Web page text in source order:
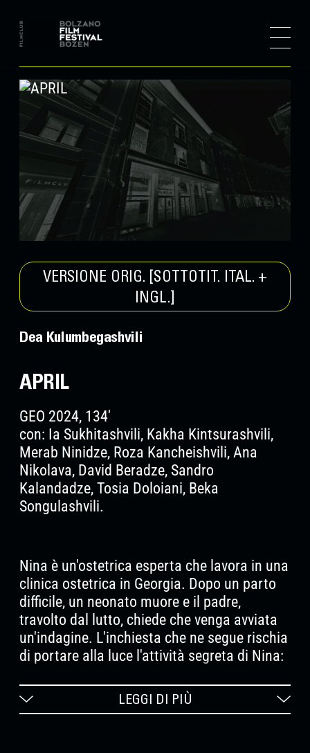
VERSIONE ORIG. [SOTTOTIT. ITAL. +
INGL.]
Dea Kulumbegashvili
APRIL
GEO 2024, 134'
con: Ia Sukhitashvili, Kakha Kintsurashvili,
Merab Ninidze, Roza Kancheishvili, Ana
Nikolava, David Beradze, Sandro
Kalandadze, Tosia Doloiani, Beka
Songulashvili.
Nina è un'ostetrica esperta che lavora in una
clinica ostetrica in Georgia. Dopo un parto
difficile, un neonato muore e il padre,
travolto dal lutto, chiede che venga avviata
un'indagine. L'inchiesta che ne segue rischia
di portare alla luce l'attività segreta di Nina:
raggiungere le case di ragazze e donne
incinte, dove pratica aborti clandestini.
LEGGI DI PIÙ